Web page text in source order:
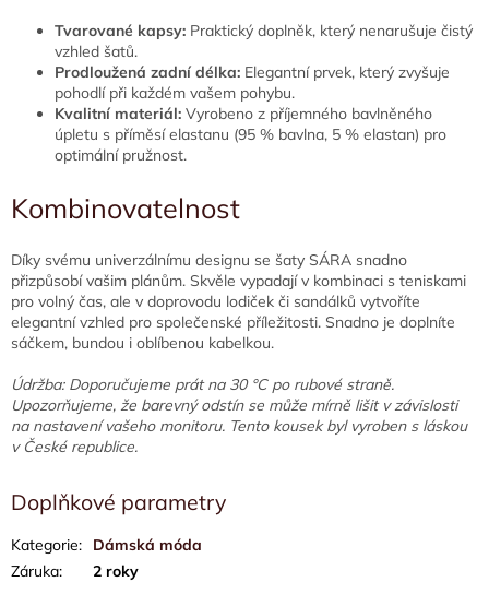
Tvarované kapsy: Praktický doplněk, který nenarušuje čistý
vzhled šatů.
Prodloužená zadní délka: Elegantní prvek, který zvyšuje
pohodlí při každém vašem pohybu.
Kvalitní materiál: Vyrobeno z příjemného bavlněného
úpletu s příměsí elastanu (95 % bavlna, 5 % elastan) pro
optimální pružnost.
Kombinovatelnost
Díky svému univerzálnímu designu se šaty SÁRA snadno
přizpůsobí vašim plánům. Skvěle vypadají v kombinaci s teniskami
pro volný čas, ale v doprovodu lodiček či sandálků vytvoříte
elegantní vzhled pro společenské příležitosti. Snadno je doplníte
sáčkem, bundou i oblíbenou kabelkou.
Údržba: Doporučujeme prát na 30 °C po rubové straně.
Upozorňujeme, že barevný odstín se může mírně lišit v závislosti
na nastavení vašeho monitoru. Tento kousek byl vyroben s láskou
v České republice.
Doplňkové parametry
Kategorie:
Dámská móda
Záruka: 2 roky